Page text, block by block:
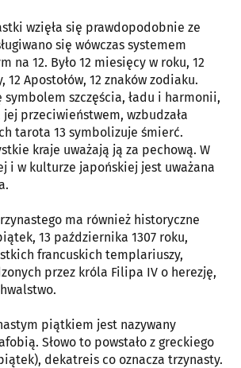
wzięła się prawdopodobnie ze
się wówczas systemem
na 12. Było 12 miesięcy w roku, 12
Apostołów, 12 znaków zodiaku.
symbolem szczęścia, ładu i harmonii,
jej przeciwieństwem, wzbudzała
tarota 13 symbolizuje śmierć.
kraje uważają ją za pechową. W
i w kulturze japońskiej jest uważana
ma również historyczne
13 października 1307 roku,
francuskich templariuszy,
przez króla Filipa IV o herezję,
piątkiem jest nazywany
Słowo to powstało z greckiego
dekatreis co oznacza trzynasty.